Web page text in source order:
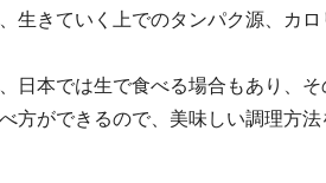
生きていく上でのタンパク源、カ
日本では生で食べる場合もあり、
ができるので、美味しい調理方